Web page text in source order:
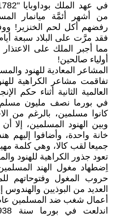
من أشهر أئمَّة ميانمار
رفضهم أكل لحم الخنزير!
فقد مرَّت على البلاد سبعة
مما أجبر الملك على
أولياء صالحين!
المشاعر المعادية للهنود
تفاقمت مشاعر الكراهية
في بورما نصف مليون
كانوا مسلمين، بالرغم من
وبين الهنود المسلمين، إلا
خانة واحدة، وأضافوا إليهم
جميعا لقب كالا، وهي كلمة
تعود جذور الكراهية للهنود
اِضطهاد مغول الهند
حروب المغول وفتوحاتهم
العديد من البوذيين والهندوس
أعمال شغب ضد المسلمين عام